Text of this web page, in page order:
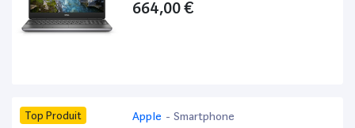
664,00 €
Top Produit Apple - Smartphone